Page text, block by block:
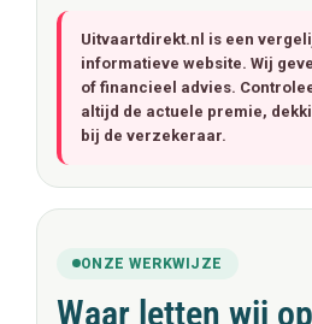
Uitvaartdirekt.nl is een
informatieve website. Wij
of financieel advies.
altijd de actuele premie,
bij de verzekeraar.
ONZE WERKWIJZE
Waar letten wij